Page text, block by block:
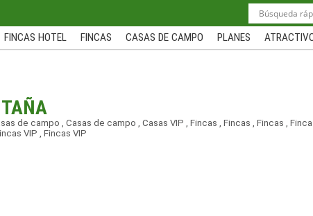
FINCAS HOTEL FINCAS CASAS DE CAMPO PLANES
de campo , Casas de campo , Casas VIP , Fincas , Fincas , Fincas ,
VIP , Fincas VIP